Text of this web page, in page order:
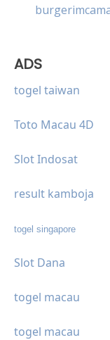
ADS
togel taiwan
Toto Macau 4D
Slot Indosat
result kamboja
togel singapore
Slot Dana
togel macau
togel macau